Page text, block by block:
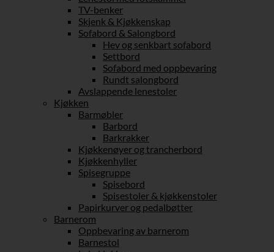
TV-benker
Skjenk & Kjøkkenskap
Sofabord & Salongbord
Hev og senkbart sofabord
Settbord
Sofabord med oppbevaring
Rundt salongbord
Avslappende lenestoler
Kjøkken
Barmøbler
Barbord
Barkrakker
Kjøkkenøyer og trancherbord
Kjøkkenhyller
Spisegruppe
Spisebord
Spisestoler & kjøkkenstoler
Papirkurver og pedalbøtter
Barnerom
Oppbevaring av barnerom
Barnestol